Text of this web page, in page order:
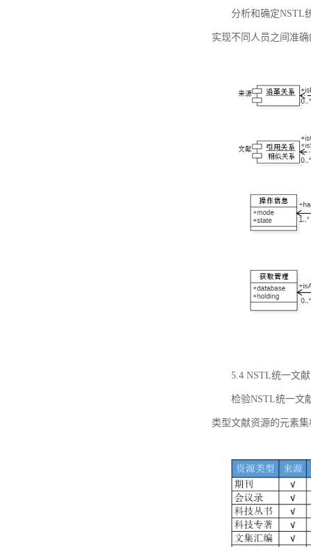
分析和确定NSTL
实现不同人员之间准
5.4 NSTL统一文
检验NSTL统一文
类型文献资源的元素